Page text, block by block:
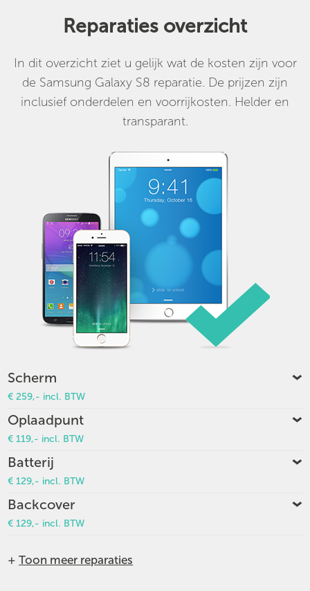
Reparaties overzicht
In dit overzicht ziet u gelijk wat de kosten zijn voor
de Samsung Galaxy S8 reparatie. De prijzen zijn
inclusief onderdelen en voorrijkosten. Helder en
transparant.
Scherm
€ 259,- incl. BTW
Oplaadpunt
€ 119,- incl. BTW
Batterij
€ 129,- incl. BTW
Backcover
€ 129,- incl. BTW
+Toon meer reparaties